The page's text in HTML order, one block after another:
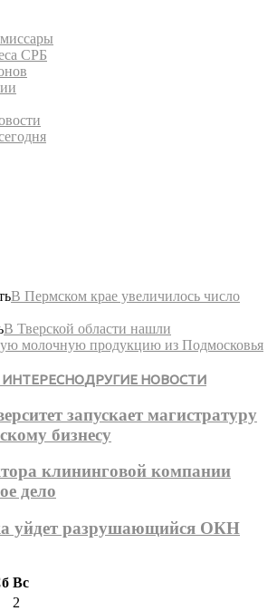
СРБ
В Пермском крае увеличилось число
В Тверской области нашли
молочную продукцию из Подмосковья
ДРУГИЕ НОВОСТИ
запускает магистратуру
бизнесу
клининговой компании
дело
уйдет разрушающийся ОКН
Вс
2